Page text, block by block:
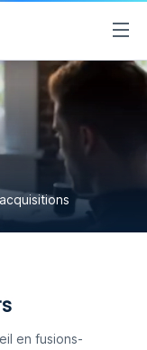
en fusions-